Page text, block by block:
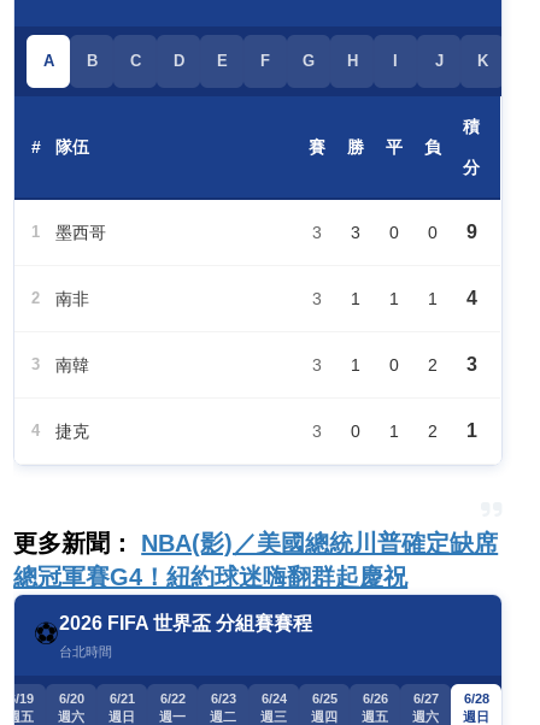
A B C D E F G H J K
# 隊伍 賽 勝 平 負
積
分
1 墨西哥 3 3 0 0 9
2 南非 3 1 1 1 4
3 南韓 3 1 0 2 3
4 捷克 3 0 1 2 1
更多新聞： NBA(影)／美國總統川普確定缺席
總冠軍賽G4！紐約球迷嗨翻群起慶祝
⚽2026 FIFA 世界盃 分組賽賽程
台北時間
6/19
週五
6/20
週六
6/21
週日
6/22
週一
6/23
週二
6/24
週三
6/25
週四
6/26
週五
6/27
週六
6/28
週日